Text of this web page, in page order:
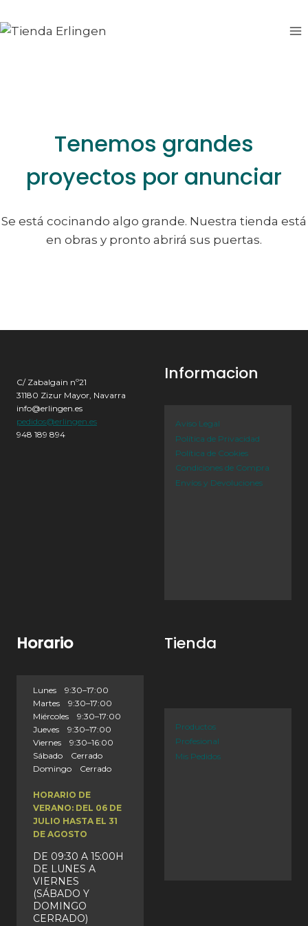
al
al
Tenemos grandes
proyectos por anunciar
Se está cocinando algo grande. Nuestra tienda está
en obras y pronto abrirá sus puertas.
C/ Zabalgain nº21
31180 Zizur Mayor, Navarra
info@erlingen.es
pedidos@erlingen.es
948 189 894
Informacion
Aviso Legal
Política de Privacidad
Política de Cookies
Condiciones de Compra
Envíos y Devoluciones
Horario
Lunes 9:30–17:00
Martes 9:30–17:00
Miércoles 9:30–17:00
Jueves 9:30–17:00
Viernes 9:30–16:00
Sábado Cerrado
Domingo Cerrado
HORARIO DE
VERANO: DEL 06 DE
JULIO HASTA EL 31
DE AGOSTO
DE 09:30 A 15:00H
DE LUNES A
VIERNES
(SÁBADO Y
DOMINGO
CERRADO)
Tienda
Productos
Profesional
Mis Pedidos